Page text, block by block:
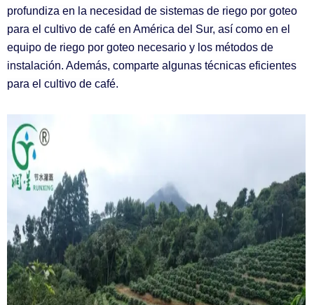
profundiza en la necesidad de sistemas de riego por goteo
para el cultivo de café en América del Sur, así como en el
equipo de riego por goteo necesario y los métodos de
instalación. Además, comparte algunas técnicas eficientes
para el cultivo de café.